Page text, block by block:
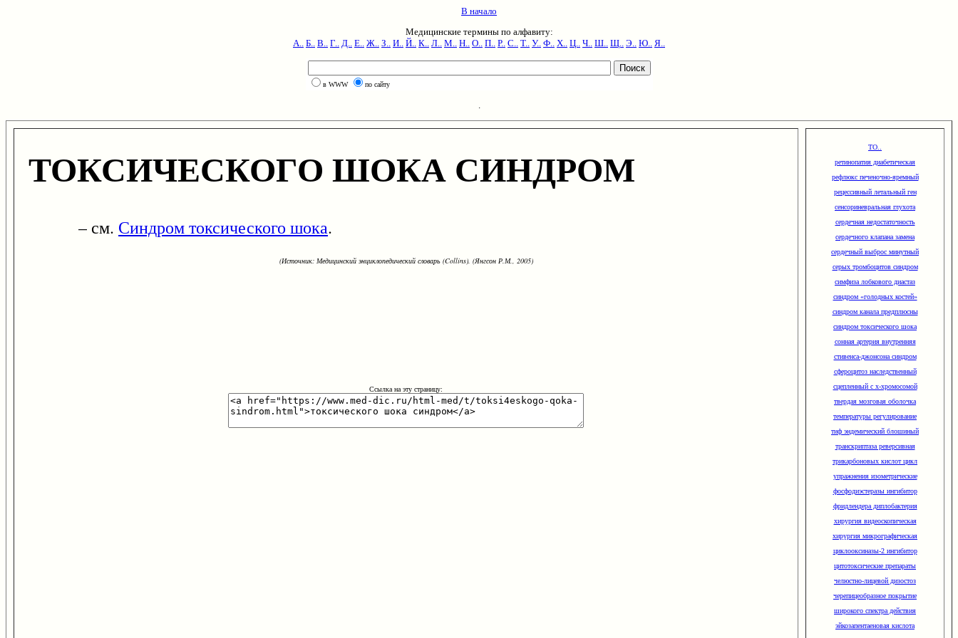
В начало
Медицинские термины по алфавиту:
А.. Б.. В.. Г.. Д.. Е.. Ж.. З.. И.. Й.. К.. Л.. М.. Н.. О.. П.. Р.. С.. Т.. У.. Ф.. Х.. Ц.. Ч.. Ш.. Щ.. Э.. Ю.. Я..
в WWW по сайту
.
ТОКСИЧЕСКОГО ШОКА СИНДРОМ
– см. Синдром токсического шока.
(Источник: Медицинский энциклопедический словарь (Collins). (Янгсон Р.М., 2005)
Ссылка на эту страницу:
ТО..
ретинопатия диабетическая
рефлюкс печеночно-яремный
рецессивный летальный ген
сенсориневральная глухота
сердечная недостаточность
сердечного клапана замена
сердечный выброс минутный
серых тромбоцитов синдром
симфиза лобкового диастаз
синдром «голодных костей»
синдром канала предплюсны
синдром токсического шока
сонная артерия внутренняя
стивенса-джонсона синдром
сфероцитоз наследственный
сцепленный с х-хромосомой
твердая мозговая оболочка
температуры регулирование
тиф эндемический блошиный
транскриптаза реверсивная
трикарбоновых кислот цикл
упражнения изометрические
фосфодиэстеразы ингибитор
фридлендера диплобактерия
хирургия видеоскопическая
хирургия микрографическая
циклооксиназы-2 ингибитор
цитотоксические препараты
челюстно-лицевой дизостоз
черепицеобразное покрытие
широкого спектра действия
эйкозапентаеновая кислота